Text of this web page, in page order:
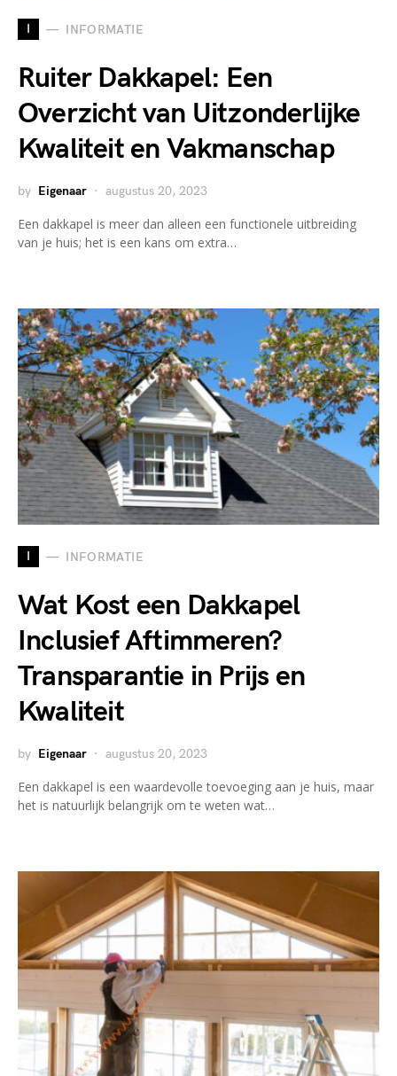
I INFORMATIE
Ruiter Dakkapel: Een
Overzicht van Uitzonderlijke
Kwaliteit en Vakmanschap
by Eigenaar augustus 20, 2023
Een dakkapel is meer dan alleen een functionele uitbreiding
van je huis; het is een kans om extra…
I INFORMATIE
Wat Kost een Dakkapel
Inclusief Aftimmeren?
Transparantie in Prijs en
Kwaliteit
by Eigenaar augustus 20, 2023
Een dakkapel is een waardevolle toevoeging aan je huis, maar
het is natuurlijk belangrijk om te weten wat…